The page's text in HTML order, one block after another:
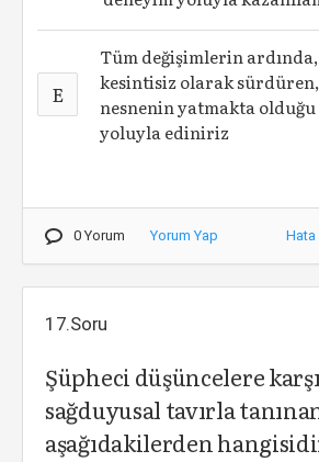
E
Tüm değişimlerin ardında,
kesintisiz olarak
nesnenin yatmakta
yoluyla ediniriz
0 Yorum Yorum Yap Hata
17.Soru
Şüpheci düşüncelere karşı
sağduyusal tavırla
aşağıdakilerden